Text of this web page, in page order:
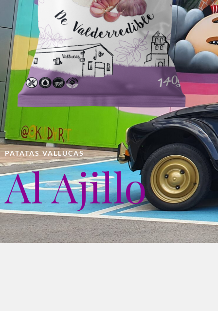
PATATAS VALLUCAS
Al Ajillo